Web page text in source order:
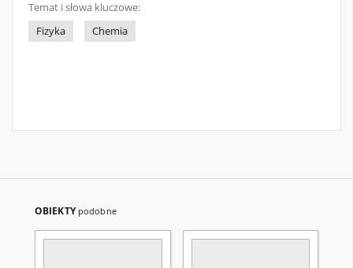
Temat i słowa kluczowe:
Fizyka
Chemia
OBIEKTY podobne